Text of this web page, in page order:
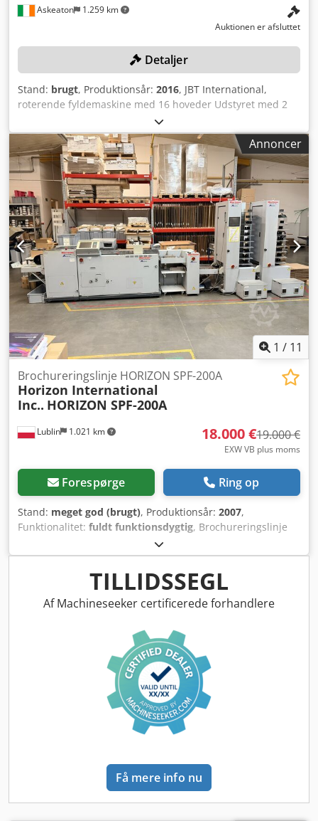
Askeaton 1.259 km
Auktionen er afsluttet
Detaljer
Stand: brugt, Produktionsår: 2016, JBT International,
roterende fyldemaskine med 16 hoveder Udstyret med 2
Mettler Toledo C-serie/C3/C35 kontrolvægte Djdpfxjzl T Tle
An Njkr Maskinen er blevet gennemgribende renoveret af
den oprindelige producent i 2020 "Bemærk venligst, at
varerne i dette parti, 30466-369, samtidig udbydes i
kombinationspartiet 30466-348 som en komplet
produktionslinje. De enkelte dele af den komplette
produktionslinje 30466-348 udbydes som separate partier,
30466-349 til 30466-374. Budgivere kan byde på den
komplette produktionslinje og/eller på de enkelte partier.
Salg er betinget og afhænger af sælgers godkendelse. Det
er sandsynligt, at sælgeren vil godkende det højeste
samlede bud for produktionslinjen, enten som ét samlet
parti eller som separate partier. De vindende budgivere vil
blive underrettet inden for 2+N7 arbejdsdage."
Annoncer
1 / 11
Lublin 1.021 km
Brochureringslinje HORIZON SPF-200A
Horizon International
Inc.. HORIZON SPF-200A
18.000 €19.000 €
EXW VB plus moms
Forespørge Ring op
Stand: meget god (brugt), Produktionsår: 2007,
Funktionalitet: fuldt funktionsdygtig, Brochureringslinje
HORIZON SPF-200A + VAC-100 + FC-200A + ST-40 Generel
beskrivelse: Til salg: komplet produktionslinje til brochurer
fra det anerkendte japanske firma Horizon International
Inc. Linjen er beregnet til automatisk indsamling, hæftning
og beskæring af brochurer. Maskinen er fuldt
Ideel til både digitale og offset trykkerier. Linjen omfatter:
Indsamlertårne: VAC-100a + VAC-100m Hæfte- og
falsemodul: SPF-200A Treknivstrimmer: FC-200A Stabler:
ST-40 Djdpfjy Axdajx An Nskr Tekniske specifikationer: ----
1. Indsamlertårne (Air-Suction Collator) Modeller: VAC-100a
/ VAC-100m Spænding: 230 V Frekvens: 50 Hz
Strømforbrug: 10,4 A (pr. sektion) Fødesystem: luft-sug
Antal tårne: 2 (udvidet indsamling), hver med 10 bakker ----
Frekvens: 50/60 Hz Strømforbrug: 3,4 / 3,2 A Funktioner:
Tråd-hæftning (2 hoveder) Falsning på midten
Brochureproduktion op til 4,5 mm (booklet maker) ---- 3.
TILLIDSSEGL
Af Machineseeker certificerede forhandlere
Få mere info nu